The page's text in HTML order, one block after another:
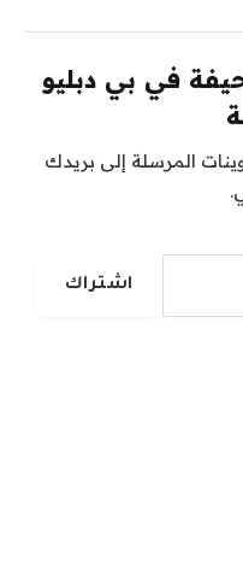
في بي دبليو
المرسلة إلى بريدك
اشتراك